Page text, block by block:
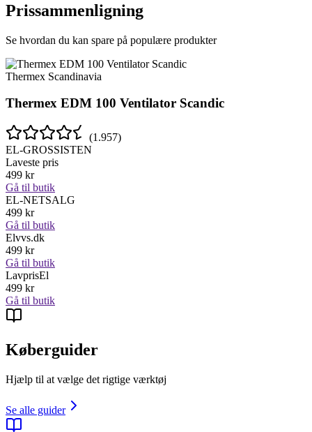
Prissammenligning
Se hvordan du kan spare på populære produkter
Thermex Scandinavia
Thermex EDM 100 Ventilator Scandic
(1.957)
EL-GROSSISTEN
Laveste pris
499 kr
Gå til butik
EL-NETSALG
499 kr
Gå til butik
Elvvs.dk
499 kr
Gå til butik
LavprisEl
499 kr
Gå til butik
Køberguider
Hjælp til at vælge det rigtige værktøj
Se alle guider